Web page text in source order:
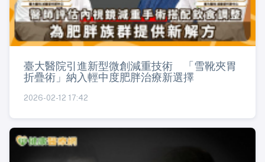
臺大醫院引進新型微創減重技術 「雪靴夾胃
折疊術」納入輕中度肥胖治療新選擇
2026-02-12 17:42